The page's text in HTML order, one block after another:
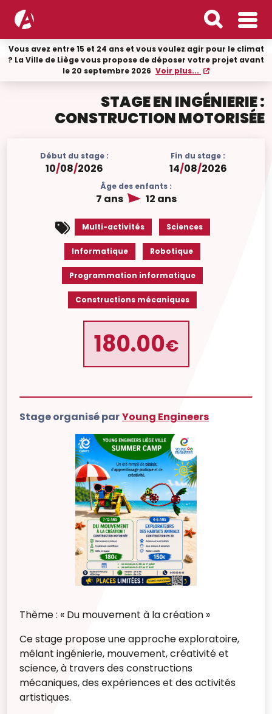
Vous avez entre 15 et 24 ans et vous voulez agir pour le climat
? La Ville de Liège vous propose de déposer votre projet avant
le 20 septembre 2026 Voir plus...
STAGE EN INGÉNIERIE :
CONSTRUCTION MOTORISÉE
Début du stage :
10/08/2026
Fin du stage :
14/08/2026
Âge des enfants :
7 ans 12 ans
Multi-activités Sciences
Informatique Robotique
Programmation informatique
Constructions mécaniques
180.00€
Stage organisé parYoung Engineers
Thème : « Du mouvement à la création »
Ce stage propose une approche exploratoire,
mêlant ingénierie, mouvement, créativité et
science, à travers des constructions
mécaniques, des expériences et des activités
artistiques.